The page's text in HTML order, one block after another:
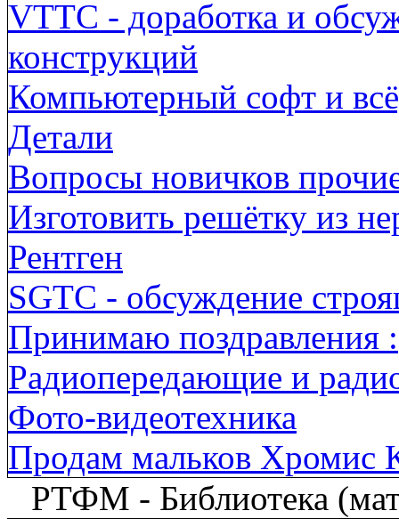
VTTC - доработка и
конструкций
Компьютерный софт и
Детали
Вопросы новичков
Изготовить решётку из
Рентген
SGTC - обсуждение
Принимаю поздравления
Радиопередающие и
Фото-видеотехника
Продам мальков Хромис
РТФМ - Библиотека